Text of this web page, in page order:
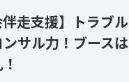
走支援】トラブル
サル力！ブースは